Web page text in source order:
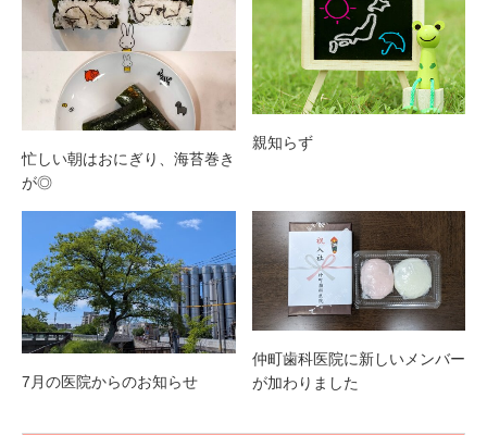
忙しい朝はおにぎり、海苔巻き
が◎
親知らず
7月の医院からのお知らせ
仲町歯科医院に新しいメンバー
が加わりました